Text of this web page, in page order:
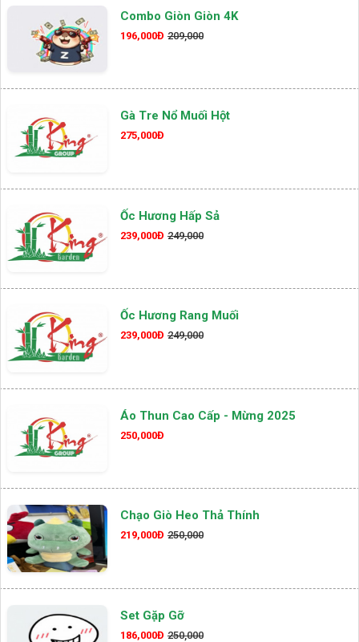
Combo Giòn Giòn 4K
196,000Đ 209,000
Gà Tre Nổ Muối Hột
275,000Đ
Ốc Hương Hấp Sả
239,000Đ 249,000
Ốc Hương Rang Muối
239,000Đ 249,000
Áo Thun Cao Cấp - Mừng 2025
250,000Đ
Chạo Giò Heo Thả Thính
219,000Đ 250,000
Set Gặp Gỡ
186,000Đ 250,000